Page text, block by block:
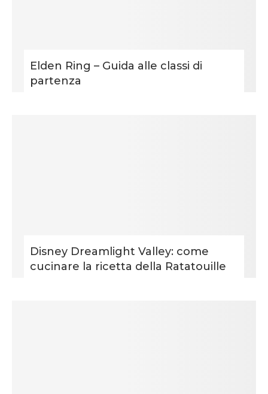
Elden Ring – Guida alle classi di
partenza
Disney Dreamlight Valley: come
cucinare la ricetta della Ratatouille